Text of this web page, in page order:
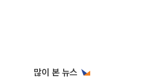
많이 본 뉴스